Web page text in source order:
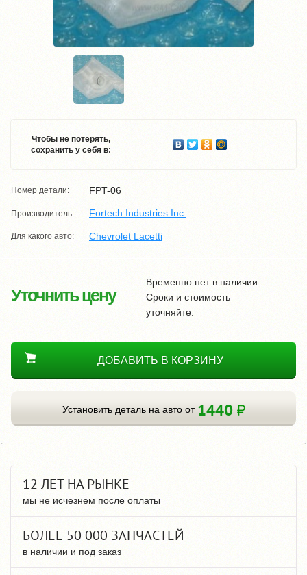
Чтобы не потерять,
сохранить у себя в:
Номер детали: FPT-06
Производитель: Fortech Industries Inc.
Для какого авто: Chevrolet Lacetti
Уточнить цену
Временно нет в наличии.
Сроки и стоимость
уточняйте.
ДОБАВИТЬ В КОРЗИНУ
Установить деталь на авто от 1440
12 ЛЕТ НА РЫНКЕ
мы не исчезнем после оплаты
БОЛЕЕ 50 000 ЗАПЧАСТЕЙ
в наличии и под заказ